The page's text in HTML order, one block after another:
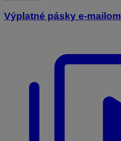
Výplatné pásky e-mailom